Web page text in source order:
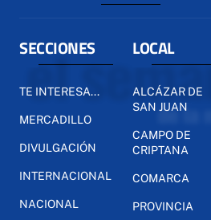
SECCIONES
TE INTERESA...
MERCADILLO
DIVULGACIÓN
INTERNACIONAL
NACIONAL
LOCAL
ALCÁZAR DE
SAN JUAN
CAMPO DE
CRIPTANA
COMARCA
PROVINCIA